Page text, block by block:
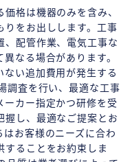
格は機器のみを含み、
りをお出しします。工事
、配管作業、電気工事な
なる場合があります。
い追加費用が発生する
調査を行い、最適な工事
カー指定かつ研修を受
握し、最適なご提案とお
お客様のニーズに合わ
ることをお約束しま